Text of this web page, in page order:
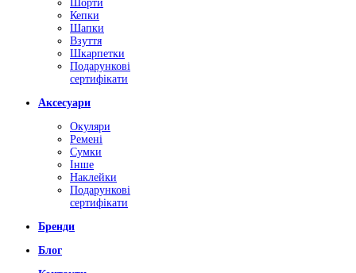
Шорти
Кепки
Шапки
Взуття
Шкарпетки
Подарункові
сертифікати
Аксесуари
Окуляри
Ремені
Сумки
Інше
Наклейки
Подарункові
сертифікати
Бренди
Блог